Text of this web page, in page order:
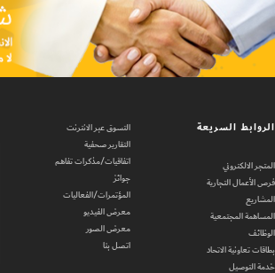
الروابط السريعة
المتجر الالكتروني
فرص الأعمال التجارية
المشاريع
المساهمة المجتمعية
الوظائف
بطاقات تعاونية الاتحاد
خدمة التوصيل
التسوق عبر الانترنت
التقارير صحفية
اتفاقيات/مذكرات تفاهم
جوائز
المؤتمرات/الفعاليات
معرض الفيديو
معرض الصور
اتصل بنا